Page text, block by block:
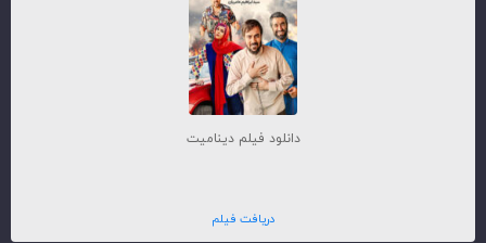
دانلود فیلم دینامیت
دریافت فیلم